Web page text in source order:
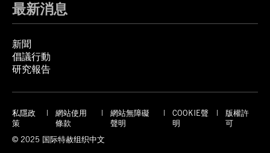
最新消息
新聞
倡議行動
研究報告
私隱政
策
網站使用
條款
網站無障礙
聲明
COOKIE聲
明
版權許
可
© 2025 国际特赦组织中文